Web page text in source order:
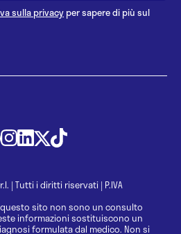
sulla privacyper sapere di più sul
| Tutti i diritti riservati | P.IVA
sito non sono un consulto
informazioni sostituiscono un
formulata dal medico. Non si